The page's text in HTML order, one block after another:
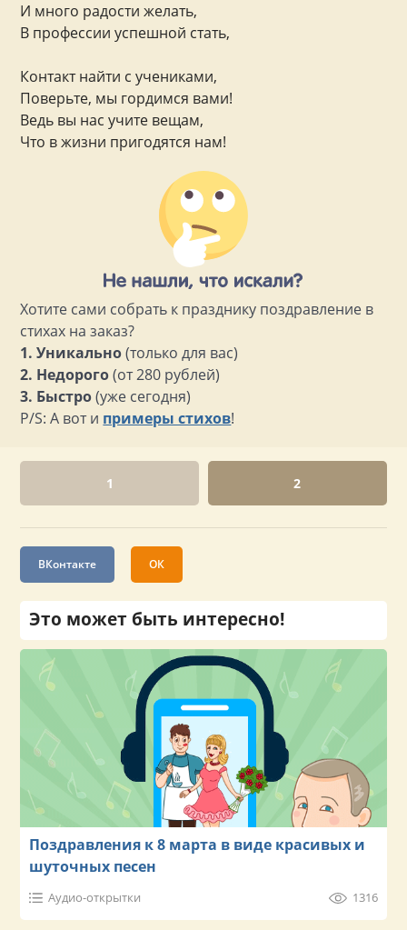
И много радости желать,
В профессии успешной стать,
Контакт найти с учениками,
Поверьте, мы гордимся вами!
Ведь вы нас учите вещам,
Что в жизни пригодятся нам!
Хотите сами собрать к празднику поздравление в
стихах на заказ?
1. Уникально(только для вас)
2. Недорого(от 280 рублей)
3. Быстро(уже сегодня)
P/S: А вот и примеры стихов!
1 2
ВКонтакте ОК
Это может быть интересно!
Поздравления к 8 марта в виде красивых и
шуточных песен
Аудио-открытки 1316